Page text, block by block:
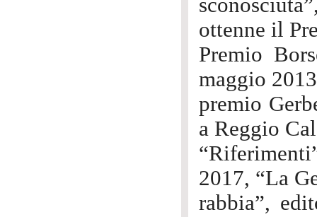
ottenne il
Premio
maggio
premio
a Reggio
2017, “La
rabbia”,